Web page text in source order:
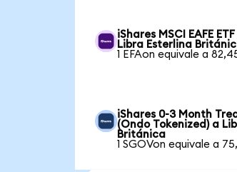
iShares MSCI EAFE
Libra Esterlina
1 EFAon equivale a
iShares 0-3 Month
(Ondo Tokenized) a
Británica
1 SGOVon equivale a